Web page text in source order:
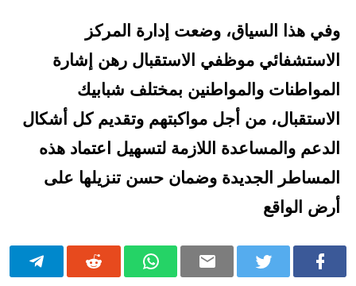
وفي هذا السياق، وضعت إدارة المركز
الاستشفائي موظفي الاستقبال رهن إشارة
المواطنات والمواطنين بمختلف شبابيك
الاستقبال، من أجل مواكبتهم وتقديم كل أشكال
الدعم والمساعدة اللازمة لتسهيل اعتماد هذه
المساطر الجديدة وضمان حسن تنزيلها على
أرض الواقع